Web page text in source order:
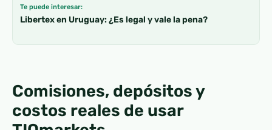
Te puede interesar:
Libertex en Uruguay: ¿Es legal y vale la pena?
Comisiones, depósitos y
costos reales de usar